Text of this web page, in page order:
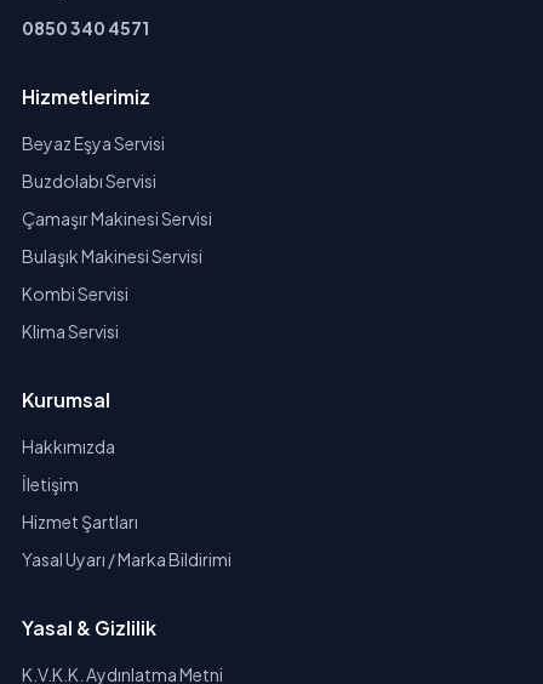
0850 340 4571
Hizmetlerimiz
Beyaz Eşya Servisi
Buzdolabı Servisi
Çamaşır Makinesi Servisi
Bulaşık Makinesi Servisi
Kombi Servisi
Klima Servisi
Kurumsal
Hakkımızda
İletişim
Hizmet Şartları
Yasal Uyarı / Marka Bildirimi
Yasal & Gizlilik
K.V.K.K. Aydınlatma Metni